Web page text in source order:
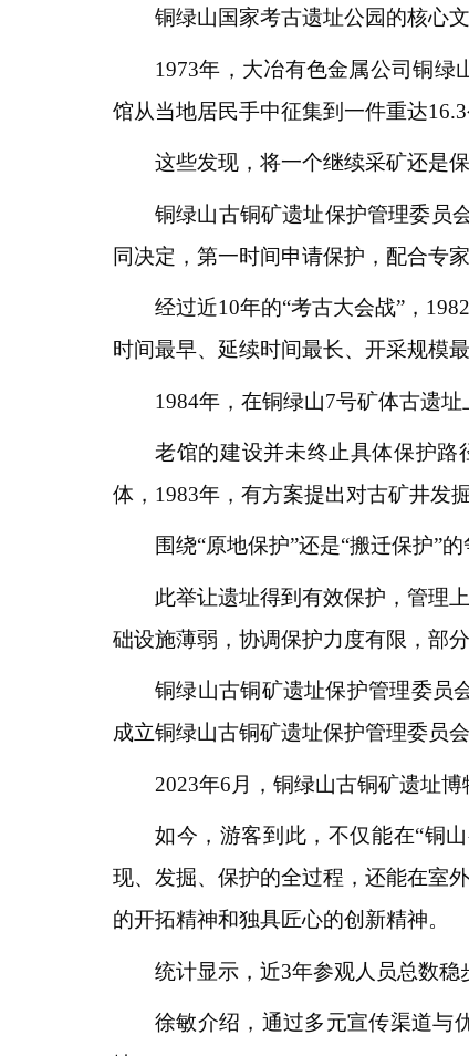
铜绿山国家考古遗址公园的核心
1973年，大冶有色金属公司铜
馆从当地居民手中征集到一件重达
这些发现，将一个继续采矿还是
铜绿山古铜矿遗址保护管理委员
同决定，第一时间申请保护，配合专
经过近10年的“考古大会战”，
时间最早、延续时间最长、开采规模
1984年，在铜绿山7号矿体古遗
老馆的建设并未终止具体保护
体，1983年，有方案提出对古矿井发
围绕“原地保护”还是“搬迁保护”
此举让遗址得到有效保护，管理
础设施薄弱，协调保护力度有限，部
铜绿山古铜矿遗址保护管理委员
成立铜绿山古铜矿遗址保护管理委员
2023年6月，铜绿山古铜矿遗址
如今，游客到此，不仅能在“铜
现、发掘、保护的全过程，还能在室
的开拓精神和独具匠心的创新精神。
统计显示，近3年参观人员总数稳
徐敏介绍，通过多元宣传渠道与